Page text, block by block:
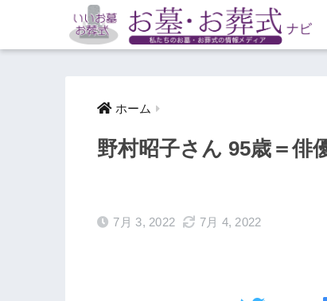
ホーム
野村昭子さん 95歳＝俳
7月 3, 2022 7月 4, 2022